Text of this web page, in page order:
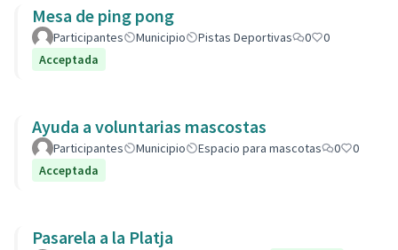
Mesa de ping pong
Participantes Municipio Pistas Deportivas 0
0
Acceptada
Ayuda a voluntarias mascostas
Participantes Municipio Espacio para mascotas 0
0
Acceptada
Pasarela a la Platja